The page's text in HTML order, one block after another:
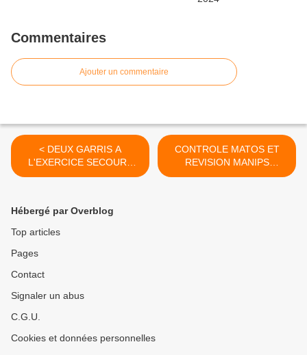
Commentaires
Ajouter un commentaire
< DEUX GARRIS A
L'EXERCICE SECOURS
SPELEO, 14 juin 2025
CONTROLE MATOS ET
REVISION MANIPS
CORDES >
Hébergé par Overblog
Top articles
Pages
Contact
Signaler un abus
C.G.U.
Cookies et données personnelles